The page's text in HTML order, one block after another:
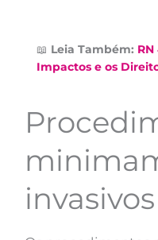
📖 Leia Também:
Impactos e os
invasivos